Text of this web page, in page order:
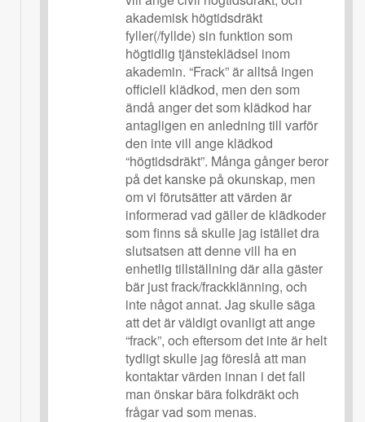
akademisk högtidsdräkt
fyller(/fyllde) sin funktion som
högtidlig tjänsteklädsel inom
akademin. “Frack” är alltså ingen
officiell klädkod, men den som
ändå anger det som klädkod har
antagligen en anledning till varför
den inte vill ange klädkod
“högtidsdräkt”. Många gånger beror
på det kanske på okunskap, men
om vi förutsätter att värden är
informerad vad gäller de klädkoder
som finns så skulle jag istället dra
slutsatsen att denne vill ha en
enhetlig tillställning där alla gäster
bär just frack/frackklänning, och
inte något annat. Jag skulle säga
att det är väldigt ovanligt att ange
“frack”, och eftersom det inte är helt
tydligt skulle jag föreslå att man
kontaktar värden innan i det fall
man önskar bära folkdräkt och
frågar vad som menas.